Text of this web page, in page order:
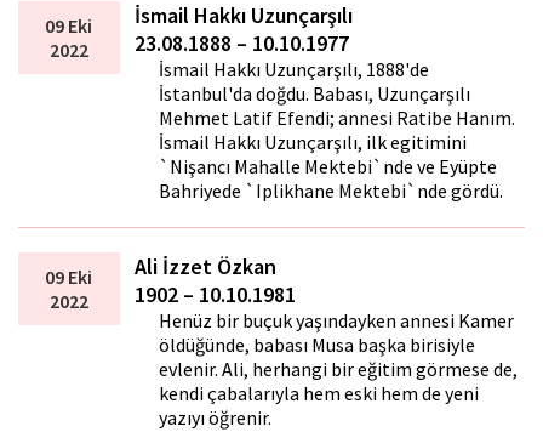
09 Eki
2022
İsmail Hakkı Uzunçarşılı
23.08.1888 – 10.10.1977
İsmail Hakkı Uzunçarşılı, 1888'de
İstanbul'da doğdu. Babası, Uzunçarşılı
Mehmet Latif Efendi; annesi Ratibe Hanım.
İsmail Hakkı Uzunçarşılı, ilk egitimini
`Nişancı Mahalle Mektebi`nde ve Eyüpte
Bahriyede `Iplikhane Mektebi`nde gördü.
09 Eki
2022
Ali İzzet Özkan
1902 – 10.10.1981
Henüz bir buçuk yaşındayken annesi Kamer
öldüğünde, babası Musa başka birisiyle
evlenir. Ali, herhangi bir eğitim görmese de,
kendi çabalarıyla hem eski hem de yeni
yazıyı öğrenir.